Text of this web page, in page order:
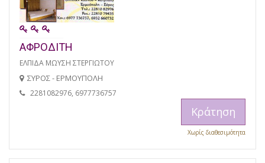
ΑΦΡΟΔΙΤΗ
ΕΛΠΙΔΑ ΜΩΥΣΗ ΣΤΕΡΓΙΩΤΟΥ
ΣΥΡΟΣ - ΕΡΜΟΥΠΟΛΗ
2281082976, 6977736757
Κράτηση
Χωρίς διαθεσιμότητα